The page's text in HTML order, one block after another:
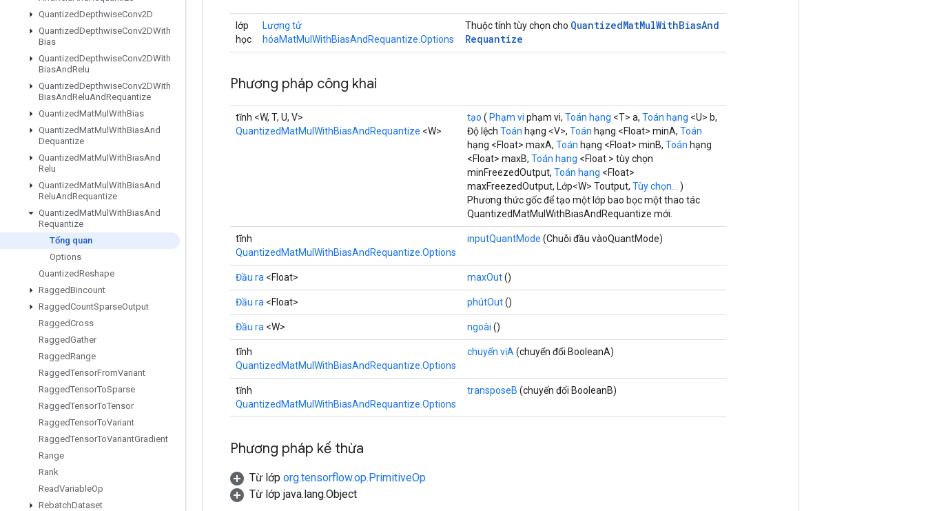
QuantizedDepthwiseConv2D
QuantizedDepthwiseConv2DWith
Bias
QuantizedDepthwiseConv2DWith
BiasAndRelu
QuantizedDepthwiseConv2DWith
BiasAndReluAndRequantize
QuantizedMatMul WithBias
QuantizedMatMul WithBiasAnd
Dequantize
QuantizedMatMul WithBiasAnd
Relu
QuantizedMatMul WithBiasAnd
ReluAndRequantize
QuantizedMatMul WithBiasAnd
Requantize
Tổng quan
Options
QuantizedReshape
RaggedBincount
RaggedCountSparseOutput
RaggedCross
RaggedGather
RaggedRange
RaggedTensorFromVariant
RaggedTensorToSparse
RaggedTensorToTensor
RaggedTensorToVariant
RaggedTensorToVariantGradient
Range
Rank
ReadVariableOp
RebatchDataset
lớp
học
Lượng tử
hóaMatMulWithBiasAndRequantize.Options
Thuộc tính tùy chọn cho QuantizedMatMulWithBiasAnd
Requantize
Phương pháp công khai
tĩnh <W, T, U, V>
QuantizedMatMulWithBiasAndRequantize <W>
tạo ( Phạm vi phạm vi, Toán hạng <T> a, Toán hạng <U> b,
Độ lệch Toán hạng <V>, Toán hạng <Float> minA, Toán
hạng <Float> maxA, Toán hạng <Float> minB, Toán hạng
<Float> maxB, Toán hạng <Float > tùy chọn
minFreezedOutput, Toán hạng <Float>
maxFreezedOutput, Lớp<W> Toutput, Tùy chọn...
)
Phương thức gốc để tạo một lớp bao bọc một thao tác
QuantizedMatMulWithBiasAndRequantize mới.
tĩnh
QuantizedMatMulWithBiasAndRequantize.Options
inputQuantMode (Chuỗi đầu vàoQuantMode)
Đầu ra <Float> maxOut()
Đầu ra <Float> phútOut()
Đầu ra <W> ngoài ()
tĩnh
QuantizedMatMulWithBiasAndRequantize.Options
chuyển vịA (chuyển đổi BooleanA)
tĩnh
QuantizedMatMulWithBiasAndRequantize.Options
transposeB (chuyển đổi BooleanB)
Phương pháp kế thừa
Từ lớp org.tensorflow.op.PrimitiveOp
Từ lớp java.lang.Object